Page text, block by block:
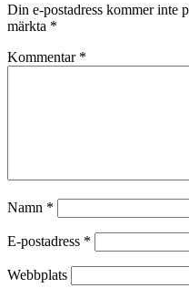
Din e-postadress kommer inte
märkta *
Kommentar *
Namn *
E-postadress *
Webbplats